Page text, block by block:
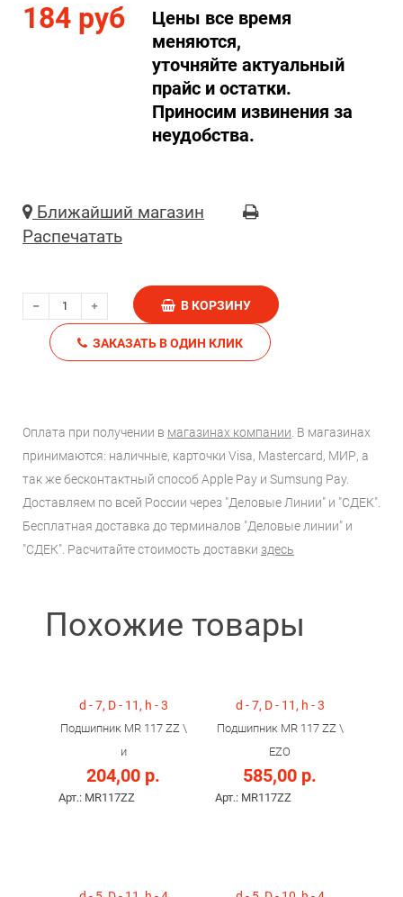
184 руб
Цены все время
меняются,
уточняйте актуальный
прайс и остатки.
Приносим извинения за
неудобства.
Ближайший магазин
Распечатать
В КОРЗИНУ
ЗАКАЗАТЬ В ОДИН КЛИК
Оплата при получении в магазинах компании . В магазинах
принимаются: наличные, карточки Visa, Mastercard, МИР, а
так же бесконтактный способ Apple Pay и Sumsung Pay.
Доставляем по всей России через "Деловые Линии" и "СДЕК".
Бесплатная доставка до терминалов "Деловые линии" и
"СДЕК". Расчитайте стоимость доставки здесь
Похожие товары
d - 7, D - 11, h - 3
Подшипник MR 117 ZZ \
и
204,00 р.
Арт.: MR117ZZ
d - 7, D - 11, h - 3
Подшипник MR 117 ZZ \
EZO
585,00 р.
Арт.: MR117ZZ